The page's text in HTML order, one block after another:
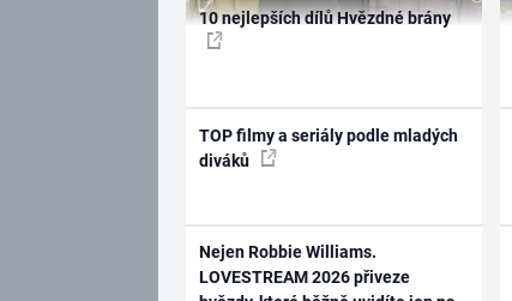
10 nejlepších dílů Hvězdné brány
TOP filmy a seriály podle mladých
diváků
Nejen Robbie Williams.
LOVESTREAM 2026 přiveze